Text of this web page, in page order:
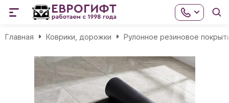
Главная Коврики, дорожки Рулонное резиновое